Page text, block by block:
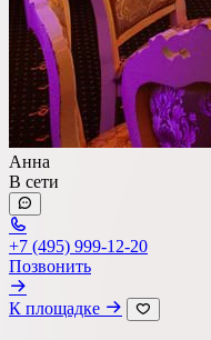
Показать 100площадок
Анна
В сети
+7 (495) 999-12-20
Позвонить
К площадке